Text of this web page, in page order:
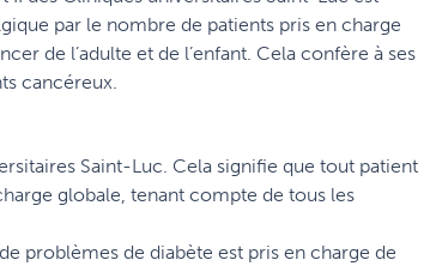
par le nombre de patients pris en charge
de l’adulte et de l’enfant. Cela confère à ses
cancéreux.
Saint-Luc. Cela signifie que tout patient
globale, tenant compte de tous les
problèmes de diabète est pris en charge de